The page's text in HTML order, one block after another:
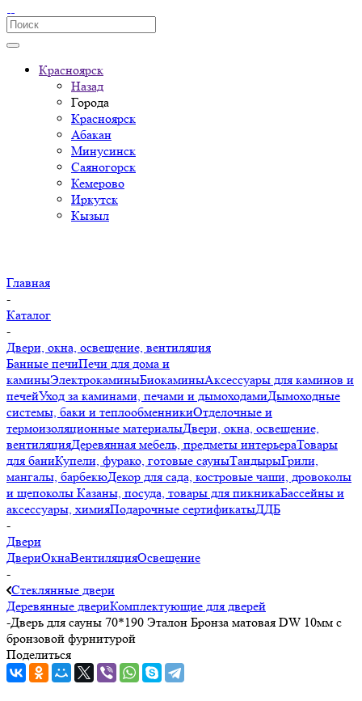
Красноярск
Назад
Города
Красноярск
Абакан
Минусинск
Саяногорск
Кемерово
Иркутск
Кызыл
Главная
-
Каталог
-
Двери, окна, освещение, вентиляция
Банные печиПечи для дома и
каминыЭлектрокаминыБиокаминыАксессуары для каминов и
печейУход за каминами, печами и дымоходамиДымоходные
системы, баки и теплообменникиОтделочные и
термоизоляционные материалыДвери, окна, освещение,
вентиляцияДеревянная мебель, предметы интерьераТовары
для баниКупели, фурако, готовые сауныТандырыГрили,
мангалы, барбекюДекор для сада, костровые чаши, дровоколы
и щепоколы Казаны, посуда, товары для пикникаБассейны и
аксессуары, химияПодарочные сертификатыДДБ
-
Двери
ДвериОкнаВентиляцияОсвещение
-
Стеклянные двери
Деревянные двериКомплектующие для дверей
-Дверь для сауны 70*190 Эталон Бронза матовая DW 10мм с
бронзовой фурнитурой
Поделиться